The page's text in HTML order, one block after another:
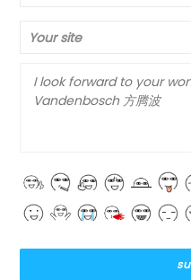
Your site